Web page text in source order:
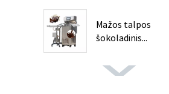
Mažos talpos
šokoladinis...